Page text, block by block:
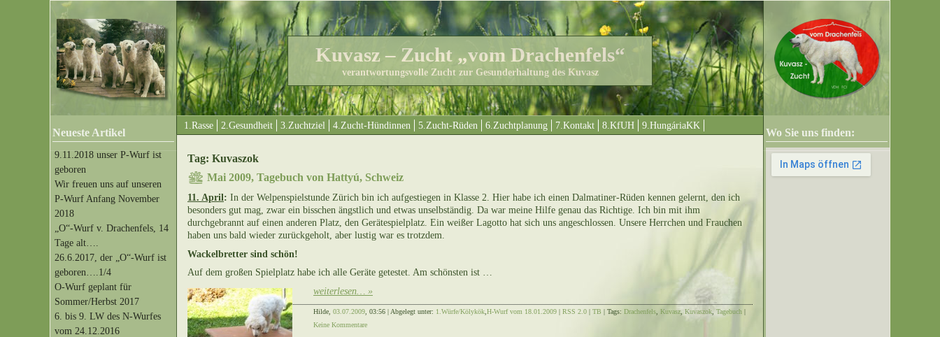
Kuvasz – Zucht „vom Drachenfels“
verantwortungsvolle Zucht zur Gesunderhaltung des Kuvasz
1.Rasse 2.Gesundheit 3.Zuchtziel 4.Zucht-Hündinnen 5.Zucht-Rüden 6.Zuchtplanung 7.Kontakt 8.KfUH 9.HungáriaKK
Neueste Artikel
9.11.2018 unser P-Wurf ist
geboren
Wir freuen uns auf unseren
P-Wurf Anfang November
2018
„O“-Wurf v. Drachenfels, 14
Tage alt….
26.6.2017, der „O“-Wurf ist
geboren….1/4
O-Wurf geplant für
Sommer/Herbst 2017
6. bis 9. LW des N-Wurfes
vom 24.12.2016
Wo Sie uns finden:
Tag: Kuvaszok
Mai 2009, Tagebuch von Hattyú, Schweiz
11. April: In der Welpenspielstunde Zürich bin ich aufgestiegen in Klasse 2. Hier habe ich einen Dalmatiner-Rüden kennen gelernt, den ich
besonders gut mag, zwar ein bisschen ängstlich und etwas unselbständig. Da war meine Hilfe genau das Richtige. Ich bin mit ihm
durchgebrannt auf einen anderen Platz, den Gerätespiel­platz. Ein weißer Lagotto hat sich uns angeschlossen. Unsere Herrchen und Frauchen
haben uns bald wieder zurückgeholt, aber lustig war es trotzdem.
Wackelbretter sind schön!
Auf dem großen Spielplatz habe ich alle Geräte getestet. Am schönsten ist …
weiterlesen… »
Hilde, 03.07.2009 , 03:56 | Abgelegt unter: 1.Würfe/Kölykök H-Wurf vom 18.01.2009 | RSS 2.0 | TB | Tags: Drachenfels Kuvasz, Kuvaszok Tagebuch |
Keine Kommentare